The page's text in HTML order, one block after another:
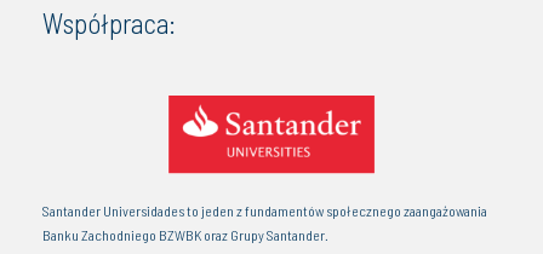
Współpraca:
Santander Universidades to jeden z fundamentów społecznego zaangażowania
Banku Zachodniego BZWBK oraz Grupy Santander.